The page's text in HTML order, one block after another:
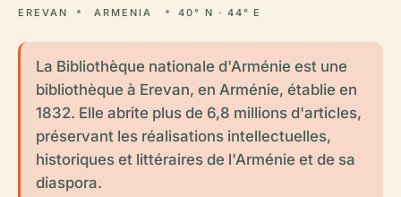
EREVAN ARMENIA 40° N · 44° E
La Bibliothèque nationale d'Arménie est une
bibliothèque à Erevan, en Arménie, établie en
1832. Elle abrite plus de 6,8 millions d'articles,
préservant les réalisations intellectuelles,
historiques et littéraires de l'Arménie et de sa
diaspora.